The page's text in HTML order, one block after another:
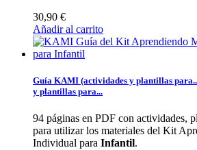
30,90 €
Añadir al carrito
Guía KAMI (actividades y plantillas
y plantillas para...
94 páginas en PDF con actividades,
para utilizar los materiales del Kit
Individual para Infantil.